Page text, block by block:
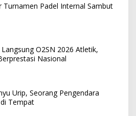
Turnamen Padel Internal Sambut
O2SN 2026 Atletik,
Nasional
Urip, Seorang Pengendara
Tempat